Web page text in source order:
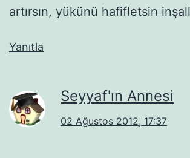
artırsın, yükünü hafifletsin
Yanıtla
Seyyaf'ın Annesi
02 Ağustos 2012, 17:37